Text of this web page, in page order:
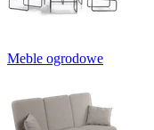
Meble ogrodowe